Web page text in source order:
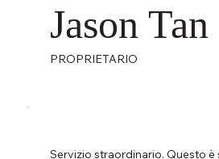
Jason Tan
PROPRIETARIO
Servizio straordinario. Questo